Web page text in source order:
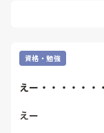
資格・勉強
えー・・・・・・
えー